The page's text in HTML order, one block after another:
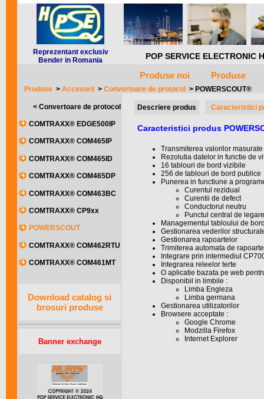
Reprezentant exclusiv
Bender in Romania
POP SERVICE
Produse noi Produse
Produse > Accesorii > Convertoare de protocol > POWERSCOUT®
< Convertoare de protocol
COMTRAXX® EDGE500IP
COMTRAXX® COM465IP
COMTRAXX® COM465ID
COMTRAXX® COM465DP
COMTRAXX® COM463BC
COMTRAXX® CP9xx
POWERSCOUT
COMTRAXX® COM462RTU
COMTRAXX® COM461MT
Download catalog si
brosuri produse
Banner exchange
Descriere produs Caracteristici
Caracteristici produs
Transmiterea valorilor
Rezolutia datelor in functie de
16 tablouri de bord vizibile
256 de tablouri de bord publice
Punerea in functiune a
Curentul rezidual
Curentii de defect
Conductorul neutru
Punctul central de
Managementul tabloului de
Gestionarea vederilor
Gestionarea rapoartelor
Trimiterea automata de rapoarte
Integrare prin intermediul
Integrarea releelor terte
O aplicatie bazata pe web
Disponibil in limbile :
Limba Engleza
Limba germana
Gestionarea utilizatorilor
Browsere acceptate :
Google Chrome
Modzilla Firefox
Internet Explorer